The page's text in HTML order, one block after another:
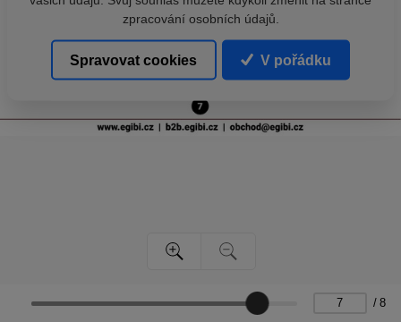
/ 8
zpracování osobních údajů.
Spravovat cookies V pořádku